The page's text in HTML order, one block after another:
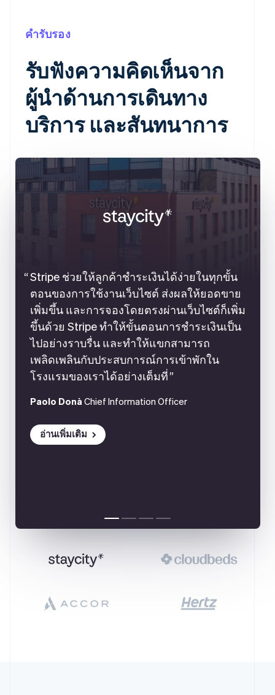
คำรับรอง
รับฟังความคิดเห็นจาก
ผู้นำด้านการเดินทาง
บริการ และสันทนาการ
Stripe ช่วยให้ลูกค้าชำระเงินได้ง่ายในทุกขั้น
ตอนของการใช้งานเว็บไซต์ ส่งผลให้ยอดขาย
เพิ่มขึ้น และการจองโดยตรงผ่านเว็บไซต์ก็เพิ่ม
ขึ้นด้วย Stripe ทำให้ขั้นตอนการชำระเงินเป็น
ไปอย่างราบรื่น และทำให้แขกสามารถ
เพลิดเพลินกับประสบการณ์การเข้าพักใน
โรงแรมของเราได้อย่างเต็มที่
Paolo Donà Chief Information Officer
อ่านเพิ่มเติม